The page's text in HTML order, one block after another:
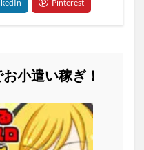
小遣い稼ぎ！